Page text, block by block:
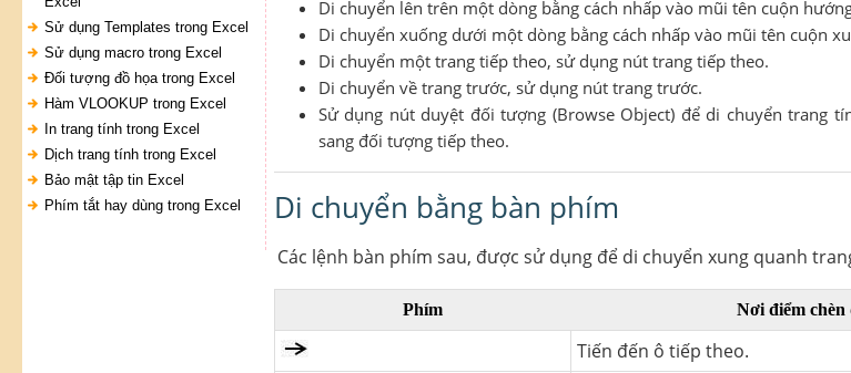
Sử dụng Templates trong Excel
Sử dụng macro trong Excel
Đối tượng đồ họa trong Excel
Hàm VLOOKUP trong Excel
In trang tính trong Excel
Dịch trang tính trong Excel
Bảo mật tập tin Excel
Phím tắt hay dùng trong Excel
Di chuyển lên trên một dòng bằng cách nhấp vào mũi tên cuộn
Di chuyển xuống dưới một dòng bằng cách nhấp vào mũi tên cuộn
Di chuyển một trang tiếp theo, sử dụng nút trang tiếp theo.
Di chuyển về trang trước, sử dụng nút trang trước.
Sử dụng nút duyệt đối tượng (Browse Object) để di chuyển trang
sang đối tượng tiếp theo.
Di chuyển bằng bàn phím
Các lệnh bàn phím sau, được sử dụng để di chuyển xung quanh
Phím Nơi điểm chèn
Tiến đến ô tiếp theo.